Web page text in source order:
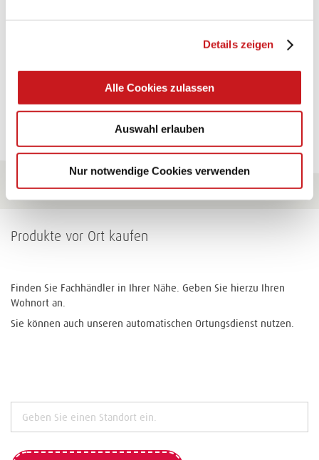
Details zeigen
Alle Cookies zulassen
Auswahl erlauben
Nur notwendige Cookies verwenden
Verwendungen.
Zu allen Tipps
Produkte vor Ort kaufen
Finden Sie Fachhändler in Ihrer Nähe. Geben Sie hierzu Ihren
Wohnort an.
Sie können auch unseren automatischen Ortungsdienst nutzen.